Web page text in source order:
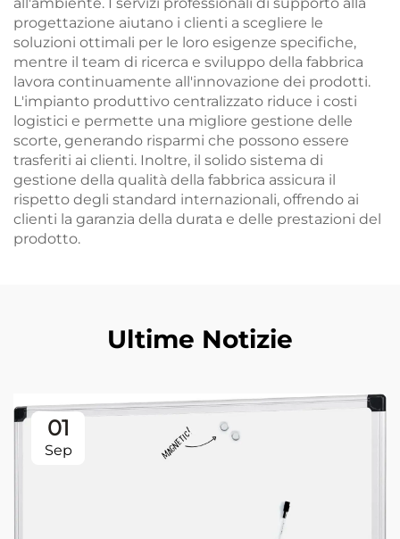
progettazione aiutano i clienti a scegliere le
soluzioni ottimali per le loro esigenze specifiche,
mentre il team di ricerca e sviluppo della fabbrica
lavora continuamente all'innovazione dei prodotti.
L'impianto produttivo centralizzato riduce i costi
logistici e permette una migliore gestione delle
scorte, generando risparmi che possono essere
trasferiti ai clienti. Inoltre, il solido sistema di
gestione della qualità della fabbrica assicura il
rispetto degli standard internazionali, offrendo ai
clienti la garanzia della durata e delle prestazioni del
prodotto.
Ultime Notizie
01
Sep